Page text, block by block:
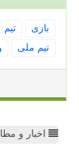
بازی تیم
تیم ملی
اخبار و